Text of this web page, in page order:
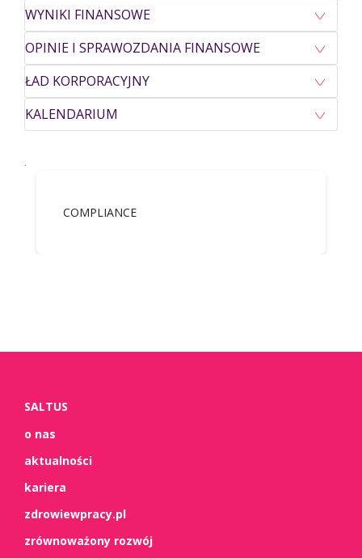
WYNIKI FINANSOWE
OPINIE I SPRAWOZDANIA FINANSOWE
ŁAD KORPORACYJNY
KALENDARIUM
.
COMPLIANCE
SALTUS
o nas
aktualności
kariera
zdrowiewpracy.pl
zrównoważony rozwój